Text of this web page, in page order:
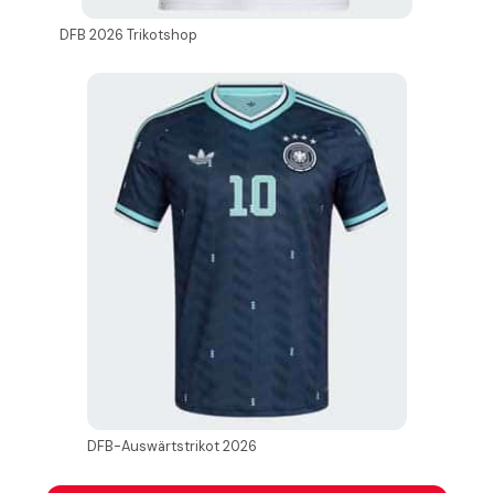
DFB 2026 Trikotshop
DFB-Auswärtstrikot 2026